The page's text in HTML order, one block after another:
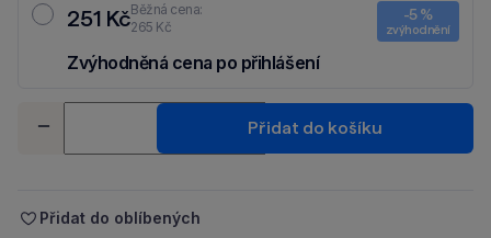
251 KčBěžná cena:
265 Kč
-5 %
zvýhodnění
Zvýhodněná cena po přihlášení
-
+
Přidat do košíku
Přidat do oblíbených